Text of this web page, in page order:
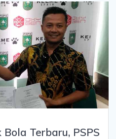
Terbaru, PSPS